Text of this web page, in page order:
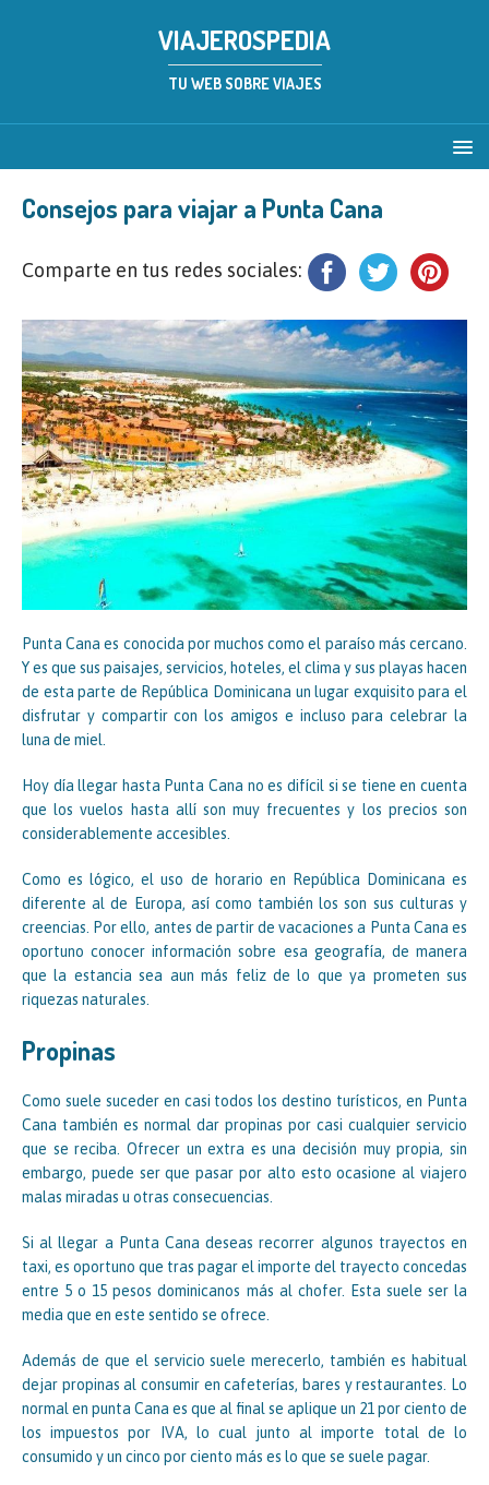
VIAJEROSPEDIA
TU WEB SOBRE VIAJES
Consejos para viajar a Punta Cana
Comparte en tus redes sociales:
Punta Cana es conocida por muchos como el paraíso más cercano.
Y es que sus paisajes, servicios, hoteles, el clima y sus playas hacen
de esta parte de República Dominicana un lugar exquisito para el
disfrutar y compartir con los amigos e incluso para celebrar la
luna de miel.
Hoy día llegar hasta Punta Cana no es difícil si se tiene en cuenta
que los vuelos hasta allí son muy frecuentes y los precios son
considerablemente accesibles.
Como es lógico, el uso de horario en República Dominicana es
diferente al de Europa, así como también los son sus culturas y
creencias. Por ello, antes de partir de vacaciones a Punta Cana es
oportuno conocer información sobre esa geografía, de manera
que la estancia sea aun más feliz de lo que ya prometen sus
riquezas naturales.
Propinas
Como suele suceder en casi todos los destino turísticos, en Punta
Cana también es normal dar propinas por casi cualquier servicio
que se reciba. Ofrecer un extra es una decisión muy propia, sin
embargo, puede ser que pasar por alto esto ocasione al viajero
malas miradas u otras consecuencias.
Si al llegar a Punta Cana deseas recorrer algunos trayectos en
taxi, es oportuno que tras pagar el importe del trayecto concedas
entre 5 o 15 pesos dominicanos más al chofer. Esta suele ser la
media que en este sentido se ofrece.
Además de que el servicio suele merecerlo, también es habitual
dejar propinas al consumir en cafeterías, bares y restaurantes. Lo
normal en punta Cana es que al final se aplique un 21 por ciento de
los impuestos por IVA, lo cual junto al importe total de lo
consumido y un cinco por ciento más es lo que se suele pagar.